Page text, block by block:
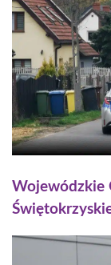
Wojewódzkie